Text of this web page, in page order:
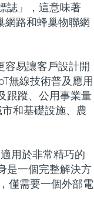
誌」，這意味著
網路和蜂巢物聯網
容易讓客戶設計開
無線技術普及應用
跟蹤、公用事業量
和基礎設施、農
適用於非常精巧的
是一個完整解決方
僅需要一個外部電